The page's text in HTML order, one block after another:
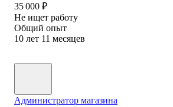
35 000 ₽
Не ищет работу
Общий опыт
10 лет 11 месяцев
Администратор магазина